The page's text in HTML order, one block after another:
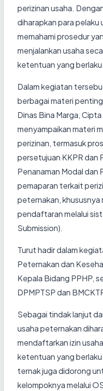
perizinan usaha.
diharapkan para pelaku
memahami prosedur
menjalankan usaha
ketentuan yang berlaku.
Dalam kegiatan
berbagai materi
Dinas Bina Marga,
menyampaikan materi
perizinan, termasuk
persetujuan KKPR dan
Penanaman Modal dan
pemaparan terkait
peternakan,
pendaftaran melalui
Submission).
Turut hadir dalam
Peternakan dan
Kepala Bidang PPHP,
DPMPTSP dan
Sebagai tindak lanjut
usaha peternakan
mendaftarkan izin
ketentuan yang
ternak juga didorong
kelompoknya melalui